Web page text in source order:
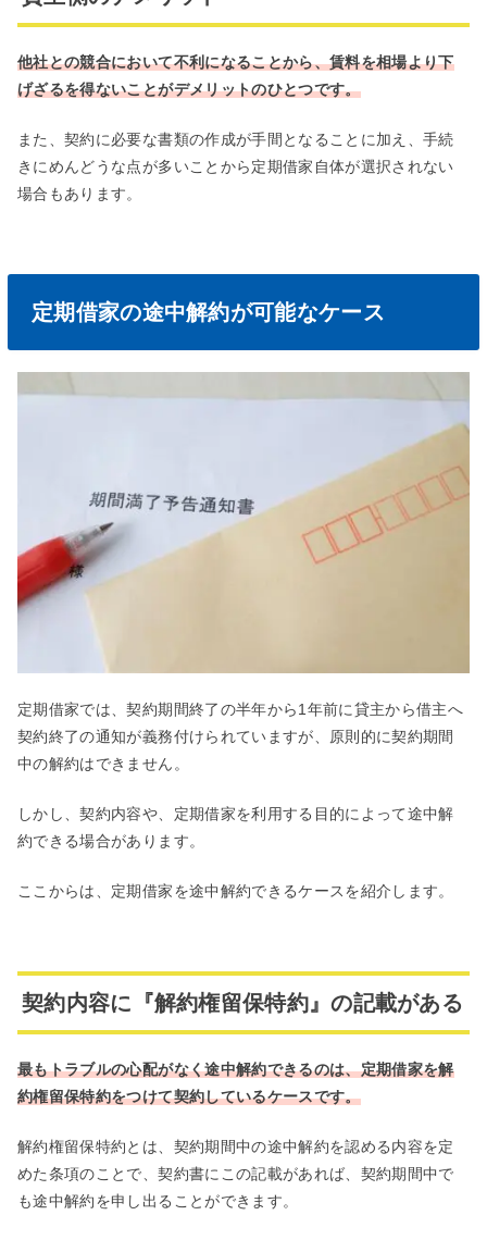
他社との競合において不利になることから、賃料を相場より下
げざるを得ないことがデメリットのひとつです。
また、契約に必要な書類の作成が手間となることに加え、手続
きにめんどうな点が多いことから定期借家自体が選択されない
場合もあります。
定期借家の途中解約が可能なケース
定期借家では、契約期間終了の半年から1年前に貸主から借主へ
契約終了の通知が義務付けられていますが、原則的に契約期間
中の解約はできません。
しかし、契約内容や、定期借家を利用する目的によって途中解
約できる場合があります。
ここからは、定期借家を途中解約できるケースを紹介します。
契約内容に『解約権留保特約』の記載がある
最もトラブルの心配がなく途中解約できるのは、定期借家を解
約権留保特約をつけて契約しているケースです。
解約権留保特約とは、契約期間中の途中解約を認める内容を定
めた条項のことで、契約書にこの記載があれば、契約期間中で
も途中解約を申し出ることができます。